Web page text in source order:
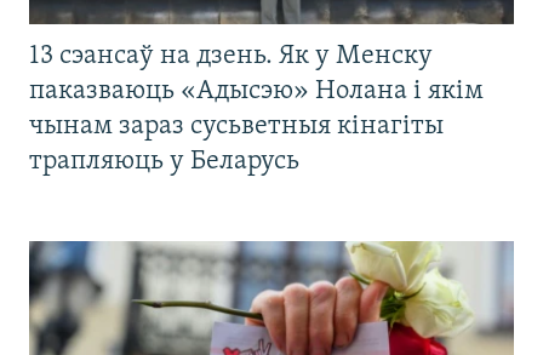
13 сэансаў на дзень. Як у Менску
паказваюць «Адысэю» Нолана і якім
чынам зараз сусьветныя кінагіты
трапляюць у Беларусь